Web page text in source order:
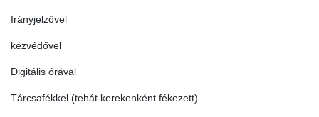
Irányjelzővel
kézvédővel
Digitális órával
Tárcsafékkel (tehát kerekenként fékezett)